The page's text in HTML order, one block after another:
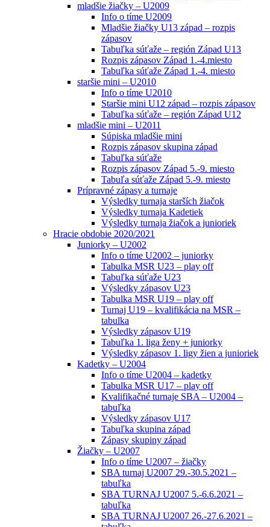
mladšie žiačky – U2009
Info o tíme U2009
Mladšie žiačky U13 západ – rozpis
zápasov
Tabuľka súťaže – región Západ U13
Rozpis zápasov Západ 1.-4.miesto
Tabuľka súťaže Západ 1.-4. miesto
staršie mini – U2010
Info o tíme U2010
Staršie mini U12 západ – rozpis zápasov
Tabuľka súťaže – región Západ U12
mladšie mini – U2011
Súpiska mladšie mini
Rozpis zápasov skupina západ
Tabuľka súťaže
Rozpis zápasov Západ 5.-9. miesto
Tabuľa súťaže Západ 5.-9. miesto
Prípravné zápasy a turnaje
Výsledky turnaja starších žiačok
Výsledky turnaja Kadetiek
Výsledky turnaja žiačok a junioriek
Hracie obdobie 2020/2021
Juniorky – U2002
Info o tíme U2002 – juniorky
Tabulka MSR U23 – play off
Tabuľka súťaže U23
Výsledky zápasov U23
Tabulka MSR U19 – play off
Turnaj U19 – kvalifikácia na MSR –
tabulka
Výsledky zápasov U19
Tabuľka 1. liga ženy + juniorky
Výsledky zápasov 1. ligy žien a junioriek
Kadetky – U2004
Info o tíme U2004 – kadetky
Tabulka MSR U17 – play off
Kvalifikačné turnaje SBA – U2004 –
tabuľka
Výsledky zápasov U17
Tabuľka skupina západ
Zápasy skupiny západ
Žiačky – U2007
Info o tíme U2007 – žiačky
SBA turnaj U2007 29.-30.5.2021 –
tabuľka
SBA TURNAJ U2007 5.-6.6.2021 –
tabuľka
SBA TURNAJ U2007 26.-27.6.2021 –